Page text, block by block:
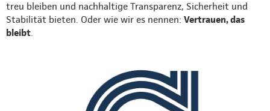
treu bleiben und nachhaltige Transparenz, Sicherheit und
Stabilität bieten. Oder wie wir es nennen: Vertrauen, das
bleibt.